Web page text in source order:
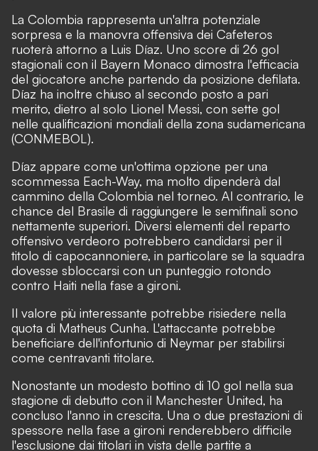
La Colombia rappresenta un'altra potenziale
sorpresa e la manovra offensiva dei Cafeteros
ruoterà attorno a Luis Díaz. Uno score di 26 gol
stagionali con il Bayern Monaco dimostra l'efficacia
del giocatore anche partendo da posizione defilata.
Díaz ha inoltre chiuso al secondo posto a pari
merito, dietro al solo Lionel Messi, con sette gol
nelle qualificazioni mondiali della zona sudamericana
(CONMEBOL).
Díaz appare come un'ottima opzione per una
scommessa Each-Way, ma molto dipenderà dal
cammino della Colombia nel torneo. Al contrario, le
chance del Brasile di raggiungere le semifinali sono
nettamente superiori. Diversi elementi del reparto
offensivo verdeoro potrebbero candidarsi per il
titolo di capocannoniere, in particolare se la squadra
dovesse sbloccarsi con un punteggio rotondo
contro Haiti nella fase a gironi.
Il valore più interessante potrebbe risiedere nella
quota di Matheus Cunha. L'attaccante potrebbe
beneficiare dell'infortunio di Neymar per stabilirsi
come centravanti titolare.
Nonostante un modesto bottino di 10 gol nella sua
stagione di debutto con il Manchester United, ha
concluso l'anno in crescita. Una o due prestazioni di
spessore nella fase a gironi renderebbero difficile
l'esclusione dai titolari in vista delle partite a